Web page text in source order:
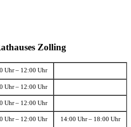
Zolling
Uhr – 12:00 Uhr
Uhr – 12:00 Uhr
Uhr – 12:00 Uhr
Uhr – 12:00 Uhr 14:00 Uhr – 18:00 Uhr